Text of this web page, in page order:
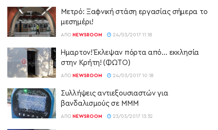
Μετρό: Ξαφνική στάση εργασίας σήμερα το
μεσημέρι!
ΑΠΌ NEWSROOM 24/03/2017 11:18
Ήμαρτον! Έκλεψαν πόρτα από… εκκλησία
στην Κρήτη! (ΦΩΤΟ)
ΑΠΌ NEWSROOM 24/03/2017 10:18
Συλλήψεις αντιεξουσιαστών για
βανδαλισμούς σε ΜΜΜ
ΑΠΌ NEWSROOM 23/03/2017 13:32